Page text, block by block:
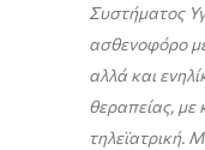
Συστήματος
ασθενοφόρο
αλλά και
θεραπείας, με
τηλεϊατρική.